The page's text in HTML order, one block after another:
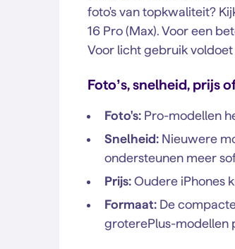
foto's van topkwaliteit?
16 Pro (Max). Voor een
Voor licht gebruik voldoet
Foto’s, snelheid, prijs
Foto's: Pro-modellen
Snelheid: Nieuwere
ondersteunen meer
Prijs: Oudere iPhones
Formaat: De
groterePlus-modellen